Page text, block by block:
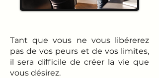
Tant que vous ne vous libérerez
pas de vos peurs et de vos limites,
il sera difficile de créer la vie que
vous désirez.